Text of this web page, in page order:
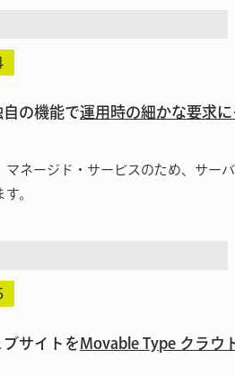
の機能で運用時の細かな要求
マネージド・サービスのため、サー
。
サイトをMovable Type クラウ